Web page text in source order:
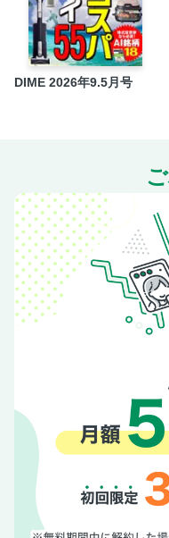
山とフェスと、旅の便
DIME 2026年9.5月号